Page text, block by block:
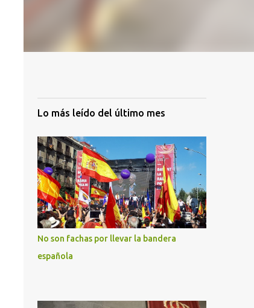
Lo más leído del último mes
No son fachas por llevar la bandera
española